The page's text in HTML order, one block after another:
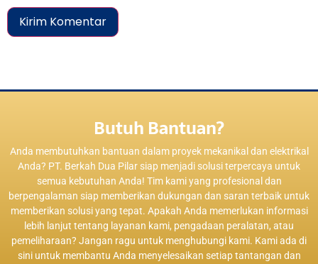
Butuh Bantuan?
Anda membutuhkan bantuan dalam proyek mekanikal dan elektrikal
Anda? PT. Berkah Dua Pilar siap menjadi solusi terpercaya untuk
semua kebutuhan Anda! Tim kami yang profesional dan
berpengalaman siap memberikan dukungan dan saran terbaik untuk
memberikan solusi yang tepat. Apakah Anda memerlukan informasi
lebih lanjut tentang layanan kami, pengadaan peralatan, atau
pemeliharaan? Jangan ragu untuk menghubungi kami. Kami ada di
sini untuk membantu Anda menyelesaikan setiap tantangan dan